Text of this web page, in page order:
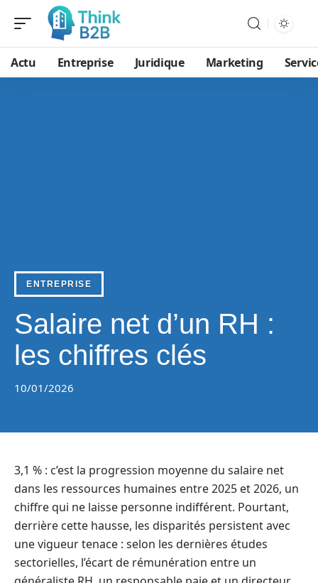
Actu Entreprise Juridique Marketing
ENTREPRISE
Salaire net d’un RH :
les chiffres clés
10/01/2026
3,1 % : c’est la progression moyenne du salaire net
dans les ressources humaines entre 2025 et 2026, un
chiffre qui ne laisse personne indifférent. Pourtant,
derrière cette hausse, les disparités persistent avec
une vigueur tenace : selon les dernières études
sectorielles, l’écart de rémunération entre un